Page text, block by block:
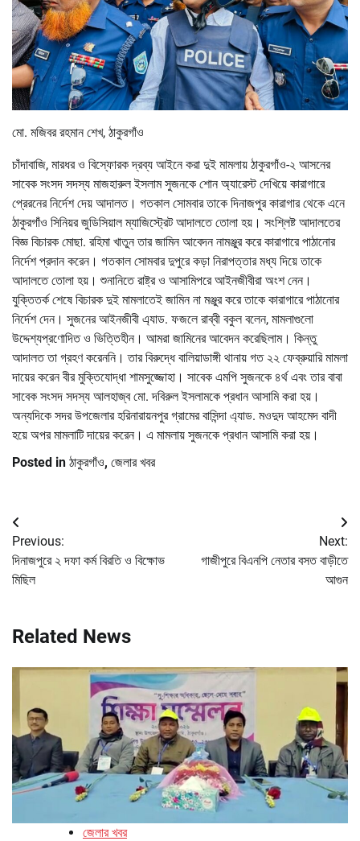
মো. মজিবর রহমান শেখ, ঠাকুরগাঁও
চাঁদাবাজি, মারধর ও বিস্ফোরক দ্রব্য আইনে করা দুই মামলায় ঠাকুরগাঁও-২ আসনের
সাবেক সংসদ সদস্য মাজহারুল ইসলাম সুজনকে শোন অ্যারেস্ট দেখিয়ে কারাগারে
প্রেরনের নির্দেশ দেয় আদালত। গতকাল সোমবার তাকে দিনাজপুর কারাগার থেকে এনে
ঠাকুরগাঁও সিনিয়র জুডিসিয়াল ম্যাজিস্ট্রেট আদালতে তোলা হয়। সংশ্লিষ্ট আদালতের
বিজ্ঞ বিচারক মোছা. রহিমা খাতুন তার জামিন আবেদন নামঞ্জুর করে কারাগারে পাঠানোর
নির্দেশ প্রদান করেন। গতকাল সোমবার দুপুরে কড়া নিরাপত্তার মধ্য দিয়ে তাকে
আদালতে তোলা হয়। শুনানিতে রাষ্ট্র ও আসামিপরে আইনজীবীরা অংশ নেন।
যুক্তিতর্ক শেষে বিচারক দুই মামলাতেই জামিন না মঞ্জুর করে তাকে কারাগারে পাঠানোর
নির্দেশ দেন। সুজনের আইনজীবী এ্যাড. ফজলে রাব্বী বকুল বলেন, মামলাগুলো
উদ্দেশ্যপ্রণোদিত ও ভিত্তিহীন। আমরা জামিনের আবেদন করেছিলাম। কিন্তু
আদালত তা গ্রহণ করেননি। তার বিরুদ্ধে বালিয়াডাঙ্গী থানায় গত ২২ ফেব্রুয়ারি মামলা
দায়ের করেন বীর মুক্তিযোদ্ধা শামসুজ্জোহা। সাবেক এমপি সুজনকে ৪র্থ এবং তার বাবা
সাবেক সংসদ সদস্য আলহাজ্ব মো. দবিরুল ইসলামকে প্রধান আসামি করা হয়।
অন্যদিকে সদর উপজেলার হরিনারায়নপুর গ্রামের বাসিন্দা এ্যাড. মওদুদ আহমেদ বাদী
হয়ে অপর মামলাটি দায়ের করেন। এ মামলায় সুজনকে প্রধান আসামি করা হয়।
Posted in ঠাকুরগাঁও, জেলার খবর
Post
navigation
Previous:
দিনাজপুরে ২ দফা কর্ম বিরতি ও বিক্ষোভ
মিছিল
Next:
গাজীপুরে বিএনপি নেতার বসত বাড়ীতে
আগুন
Related News
জেলার খবর